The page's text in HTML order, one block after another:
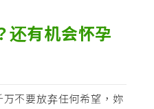
还有机会怀孕
不要放弃任何希望，妳